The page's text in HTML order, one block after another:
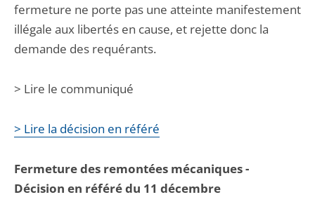
fermeture ne porte pas une atteinte manifestement
illégale aux libertés en cause, et rejette donc la
demande des requérants.
> Lire le communiqué
> Lire la décision en référé
Fermeture des remontées mécaniques -
Décision en référé du 11 décembre